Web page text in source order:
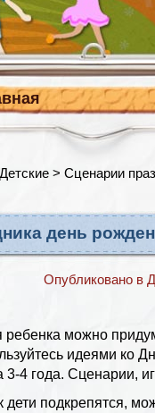
Детские > Сценарии
день
Опубликовано в
ребенка можно
идеями ко
3-4 года. Сценарии,
дети подкрепятся,